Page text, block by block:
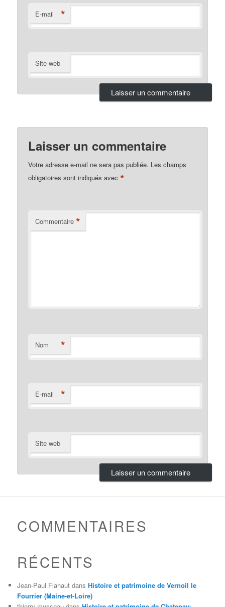
E-mail *
Site web
Laisser un commentaire
Votre adresse e-mail ne sera pas publiée. Les champs
obligatoires sont indiqués avec*
Commentaire *
Nom *
E-mail *
Site web
COMMENTAIRES
RÉCENTS
Jean-Paul Flahaut dansHistoire et patrimoine de Vernoil le
Fourrier (Maine-et-Loire)